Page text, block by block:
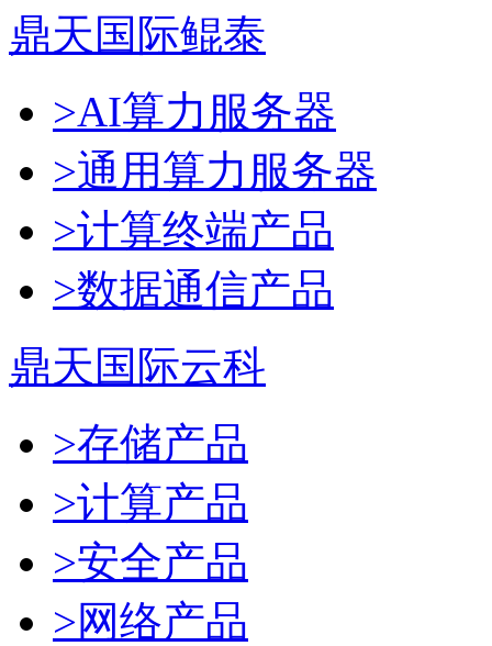
鼎天国际鲲泰
>AI算力服务器
>通用算力服务器
>计算终端产品
>数据通信产品
鼎天国际云科
>存储产品
>计算产品
>安全产品
>网络产品